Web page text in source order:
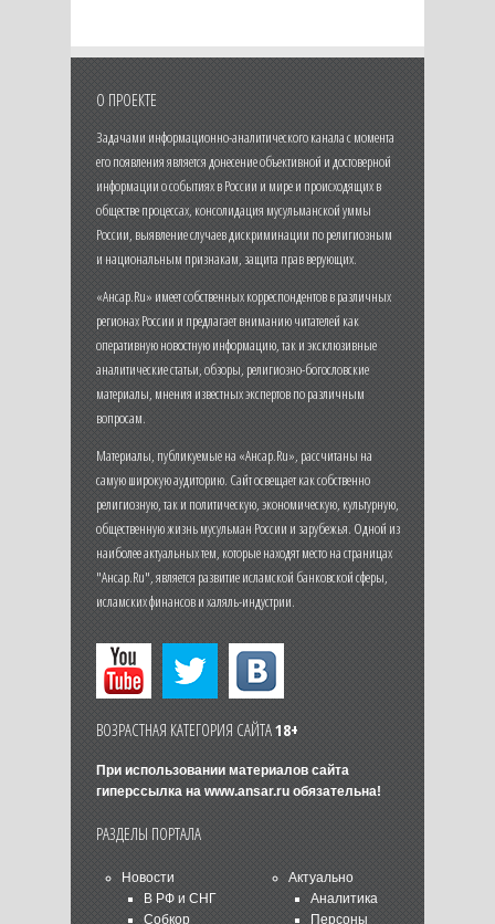
О ПРОЕКТЕ
Задачами информационно-аналитического канала с момента
его появления является донесение объективной и достоверной
информации о событиях в России и мире и происходящих в
обществе процессах, консолидация мусульманской уммы
России, выявление случаев дискриминации по религиозным
и национальным признакам, защита прав верующих.
«Ансар.Ru» имеет собственных корреспондентов в различных
регионах России и предлагает вниманию читателей как
оперативную новостную информацию, так и эксклюзивные
аналитические статьи, обзоры, религиозно-богословские
материалы, мнения известных экспертов по различным
вопросам.
Материалы, публикуемые на «Ансар.Ru», рассчитаны на
самую широкую аудиторию. Сайт освещает как собственно
религиозную, так и политическую, экономическую, культурную,
общественную жизнь мусульман России и зарубежья. Одной из
наиболее актуальных тем, которые находят место на страницах
"Ансар.Ru", является развитие исламской банковской сферы,
исламских финансов и халяль-индустрии.
ВОЗРАСТНАЯ КАТЕГОРИЯ САЙТА18+
При использовании материалов сайта
гиперссылка на www.ansar.ruобязательна!
РАЗДЕЛЫ ПОРТАЛА
Новости
В РФ и СНГ
Собкор
Актуально
Аналитика
Персоны